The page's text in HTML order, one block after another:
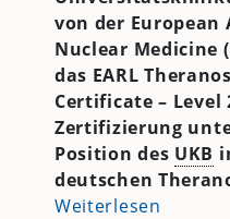
von der European
Nuclear Medicine
das EARL
Certificate –
Zertifizierung
Position des UKB
deutschen
Weiterlesen